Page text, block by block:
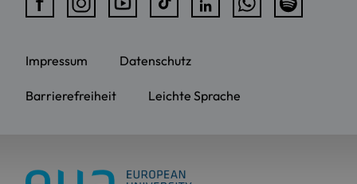
Impressum Datenschutz
Barrierefreiheit Leichte Sprache